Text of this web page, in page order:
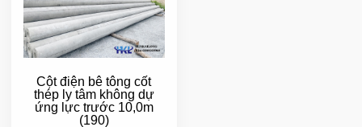
Cột điện bê tông cốt
thép ly tâm không dự
ứng lực trước 10,0m
(190)